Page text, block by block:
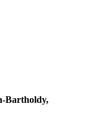
Bartholdy,